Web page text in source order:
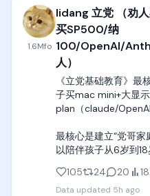
architecture，完全
1.6Mfo
lidang 立党 （劝
买SP500/纳
100/OpenAI/
人）
《立党基础教育》
子买mac mini+大显
plan（claude/
最核心是建立“党哥
以陪伴孩子从6岁到
能。 105 24 20
Data updated 5h ago